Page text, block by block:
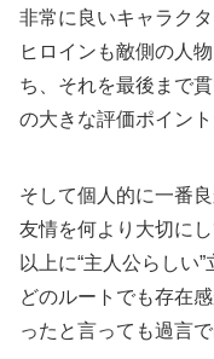
非常に良いキャラクタ
ヒロインも敵側の人
ち、それを最後まで
の大きな評価ポイント
そして個人的に一番
友情を何より大切に
以上に“主人公らしい
どのルートでも存在
ったと言っても過言で